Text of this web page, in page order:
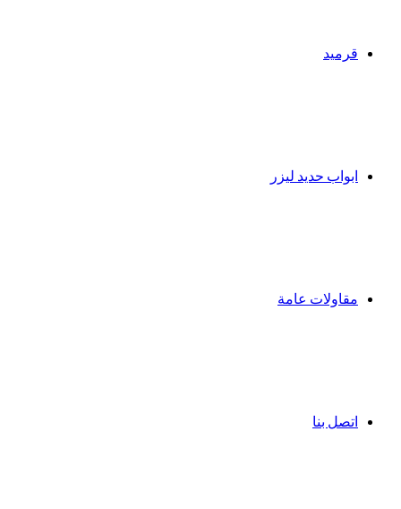
قرميد
ابواب حديد ليزر
مقاولات عامة
اتصل بنا